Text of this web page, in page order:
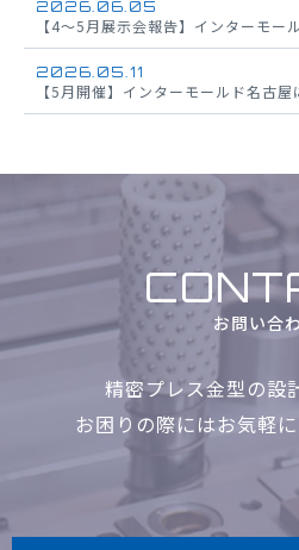
2026.06.05
【4～5月展示会報告】インターモー
2026.05.11
【5月開催】インターモールド名古
お問い合
精密プレス金型の設
お困りの際にはお気軽に